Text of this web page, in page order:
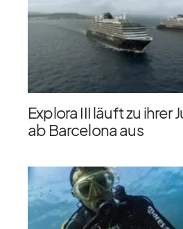
Explora III läuft zu ihrer
ab Barcelona aus